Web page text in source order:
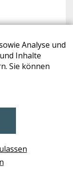
Analyse und
Inhalte
Sie können